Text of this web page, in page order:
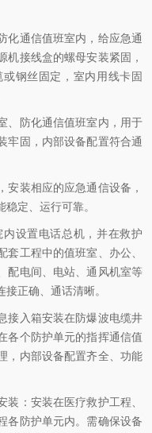
化通信值班室内，给应急通
机接线盒的螺母安装紧固，
钢丝固定，室内用线卡固
、防化通信值班室内，用于
牢固，内部设备配置符合通
安装相应的应急通信设备，
稳定、运行可靠。
设置电话总机，并在救护
工程中的值班室、办公、
配电间、电站、通风机室等
接正确、通话清晰。
接入箱安装在防爆波电缆井
各个防护单元的指挥通信值
，内部设备配置齐全、功能
装：安装在医疗救护工程、
各防护单元内。需确保设备